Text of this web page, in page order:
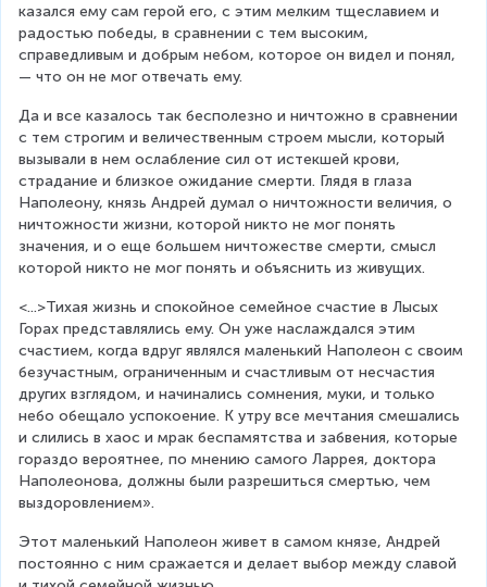
казался ему сам герой его, с этим мелким тщеславием и
радостью победы, в сравнении с тем высоким,
справедливым и добрым небом, которое он видел и понял,
— что он не мог отвечать ему.
Да и все казалось так бесполезно и ничтожно в сравнении
с тем строгим и величественным строем мысли, который
вызывали в нем ослабление сил от истекшей крови,
страдание и близкое ожидание смерти. Глядя в глаза
Наполеону, князь Андрей думал о ничтожности величия, о
ничтожности жизни, которой никто не мог понять
значения, и о еще большем ничтожестве смерти, смысл
которой никто не мог понять и объяснить из живущих.
<...>Тихая жизнь и спокойное семейное счастие в Лысых
Горах представлялись ему. Он уже наслаждался этим
счастием, когда вдруг являлся маленький Наполеон с своим
безучастным, ограниченным и счастливым от несчастия
других взглядом, и начинались сомнения, муки, и только
небо обещало успокоение. К утру все мечтания смешались
и слились в хаос и мрак беспамятства и забвения, которые
гораздо вероятнее, по мнению самого Ларрея, доктора
Наполеонова, должны были разрешиться смертью, чем
выздоровлением».
Этот маленький Наполеон живет в самом князе, Андрей
постоянно с ним сражается и делает выбор между славой